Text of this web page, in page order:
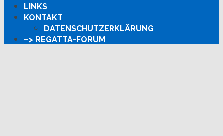
LINKS
KONTAKT
DATENSCHUTZERKLÄRUNG
–> REGATTA-FORUM